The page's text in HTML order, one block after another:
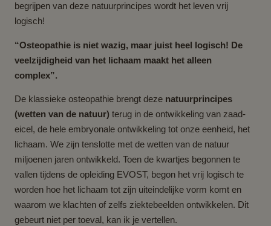
begrijpen van deze natuurprincipes wordt het leven vrij
logisch!
“Osteopathie is niet wazig, maar juist heel logisch! De
veelzijdigheid van het lichaam maakt het alleen
complex”.
De klassieke osteopathie brengt deze natuurprincipes
(wetten van de natuur) terug in de ontwikkeling van zaad-
eicel, de hele embryonale ontwikkeling tot onze eenheid, het
lichaam. We zijn tenslotte met de wetten van de natuur
miljoenen jaren ontwikkeld. Toen de kwartjes begonnen te
vallen tijdens de opleiding EVOST, begon het vrij logisch te
worden hoe het lichaam tot zijn uiteindelijke vorm komt en
waarom we klachten of zelfs ziektebeelden ontwikkelen. Dit
gebeurt niet per toeval, kan ik je vertellen.